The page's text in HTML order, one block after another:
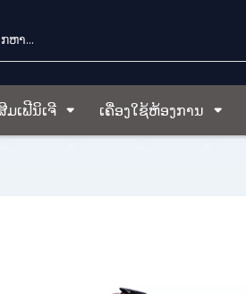
ມເຟີນິເຈີ ເຄື່ອງໃຊ້ຫ້ອງການ